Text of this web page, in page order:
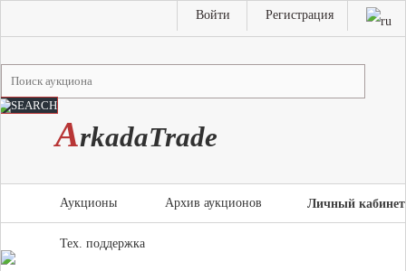
Войти Регистрация
ArkadaTrade
Личный кабинет
Аукционы Архив аукционов
Тех. поддержка